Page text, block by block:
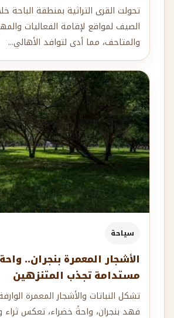
تحولت القرى التراثية بمنطقة الباحة
الصيف لمواقع لإقامة الفعاليات
والمتاحف، مما أدى لتوافد الأهالي...
سياحة
الأشجار المعمرة بنجران..
مستدامة تجذب المتنزهين
تشكل النباتات والأشجار المعمرة
فهد بنجران، واحةً خضراء، تعكس ثراء